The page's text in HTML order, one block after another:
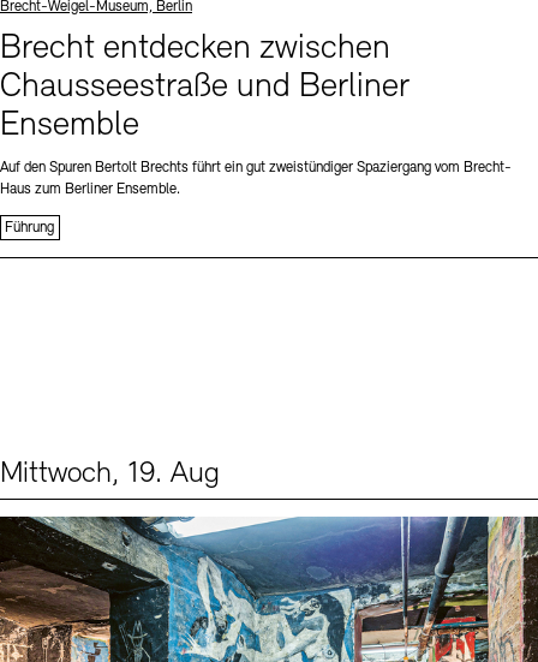
Standort
Brecht-Weigel-Museum, Berlin
Brecht entdecken zwischen
Chausseestraße und Berliner
Ensemble
Auf den Spuren Bertolt Brechts führt ein gut zweistündiger Spaziergang vom Brecht-
Haus zum Berliner Ensemble.
Führung
Mittwoch, 19. Aug